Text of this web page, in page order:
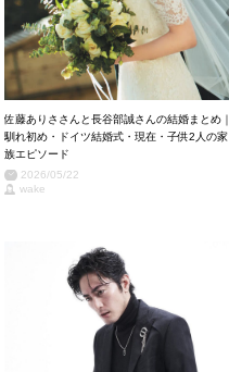
佐藤ありささんと長谷部誠さんの結婚まとめ｜
馴れ初め・ドイツ結婚式・現在・子供2人の家
族エピソード
2026/05/22
wake